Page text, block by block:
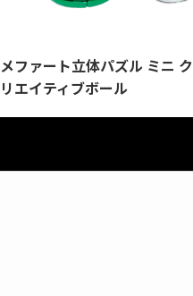
メファート立体パズル ミニ ク
リエイティブボール